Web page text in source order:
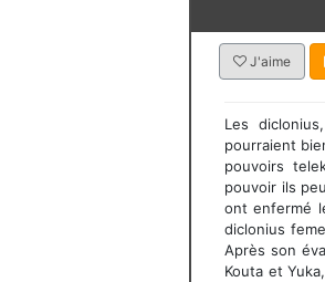
J'aime
Les
pourraient
pouvoirs
pouvoir ils
ont enfermé
diclonius
Après son
Kouta et